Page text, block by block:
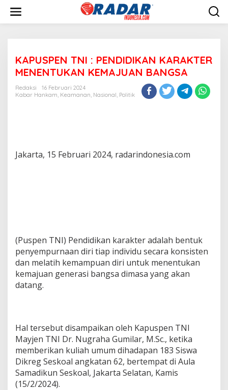
w
KAPUSPEN TNI : PENDIDIKAN KARAKTER
MENENTUKAN KEMAJUAN BANGSA
Redaksi
16 Februari 2024
Kabar Hankam, Keamanan, Nasional, Politik
Jakarta, 15 Februari 2024, radarindonesia.com
(Puspen TNI) Pendidikan karakter adalah bentuk
penyempurnaan diri tiap individu secara konsisten
dan melatih kemampuan diri untuk menentukan
kemajuan generasi bangsa dimasa yang akan
datang.
Hal tersebut disampaikan oleh Kapuspen TNI
Mayjen TNI Dr. Nugraha Gumilar, M.Sc., ketika
memberikan kuliah umum dihadapan 183 Siswa
Dikreg Seskoal angkatan 62, bertempat di Aula
Samadikun Seskoal, Jakarta Selatan, Kamis
(15/2/2024).